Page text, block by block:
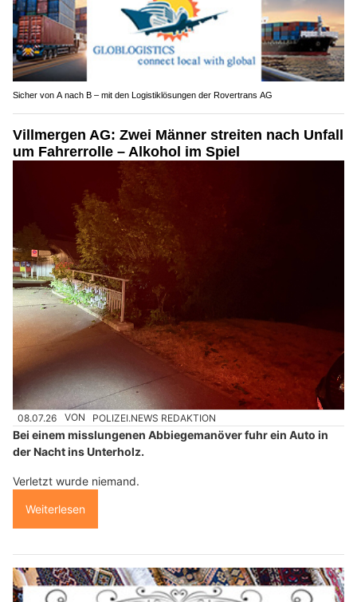
Sicher von A nach B – mit den Logistiklösungen der Rovertrans AG
Villmergen AG: Zwei Männer streiten nach Unfall
um Fahrerrolle – Alkohol im Spiel
08.07.26 VON POLIZEI.NEWS REDAKTION
Bei einem misslungenen Abbiegemanöver fuhr ein Auto in
der Nacht ins Unterholz.
Verletzt wurde niemand.
Weiterlesen